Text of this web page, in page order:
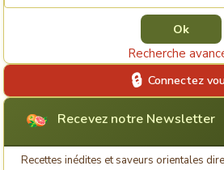
Recherche
Connectez
Recevez notre Newsletter
Recettes inédites et saveurs orientales